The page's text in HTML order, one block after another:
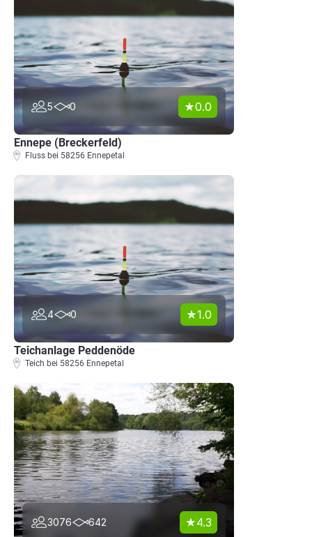
5 0 0.0
Ennepe (Breckerfeld)
Fluss bei 58256 Ennepetal
4 0 1.0
Teichanlage Peddenöde
Teich bei 58256 Ennepetal
3076 642 4.3